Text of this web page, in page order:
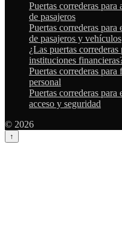
Puertas correderas
de pasajeros
Puertas correderas
de pasajeros y vehículos
¿Las puertas
instituciones
Puertas correderas
personal
Puertas correderas
acceso y seguridad
© 2026
↑